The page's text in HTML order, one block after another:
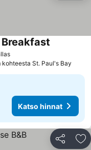
Breakfast
kohteesta St. Paul's Bay
Katso hinnat
Jaa